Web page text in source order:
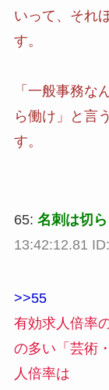
いって、それ
す。
「一般事務な
ら働け」と言
す。
65: 名刺は切
13:42:12.81
>>55
有効求人倍率
の多い「芸術
人倍率は